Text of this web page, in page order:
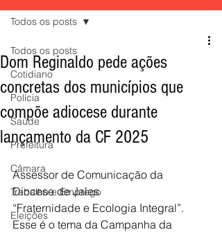
Todos os posts
Cotidiano
Polícia
Saúde
Prefeitura
Câmara
Trabalho e Emprego
Eleições
Todos os posts
Dom Reginaldo pede ações
concretas dos municípios que
compõe adiocese durante
lançamento da CF 2025
Assessor de Comunicação da
Diocese de Jales
“Fraternidade e Ecologia Integral”.
Esse é o tema da Campanha da